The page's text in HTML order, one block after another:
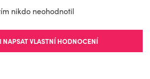
nikdo neohodnotil
NAPSAT VLASTNÍ HODNOCENÍ